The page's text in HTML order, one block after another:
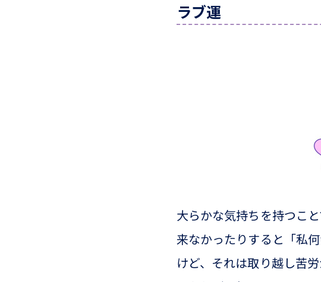
ラブ運
大らかな気持ちを持つこ
来なかったりすると「私
けど、それは取り越し苦